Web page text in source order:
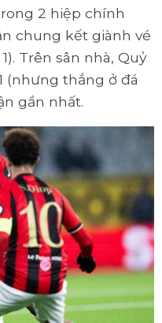
2 hiệp chính
chung kết giành vé
Trên sân nhà, Quỷ
(nhưng thắng ở đá
gần nhất.